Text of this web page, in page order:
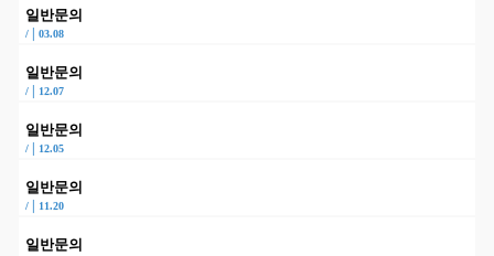
일반문의
/ 03.08
일반문의
/ 12.07
일반문의
/ 12.05
일반문의
/ 11.20
일반문의